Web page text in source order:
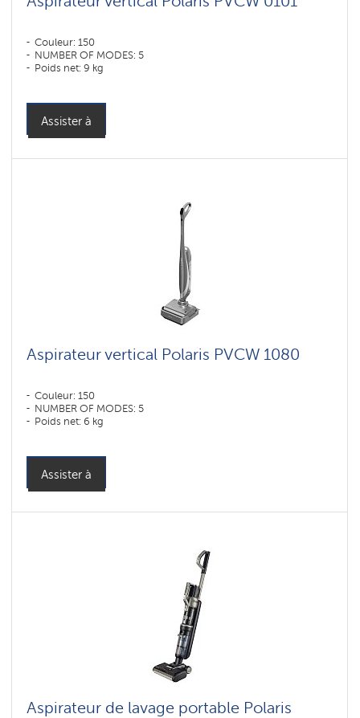
Couleur: 150
NUMBER OF MODES: 5
Poids net: 9 kg
Assister à
Aspirateur vertical Polaris PVCW 1080
Couleur: 150
NUMBER OF MODES: 5
Poids net: 6 kg
Assister à
Aspirateur de lavage portable Polaris